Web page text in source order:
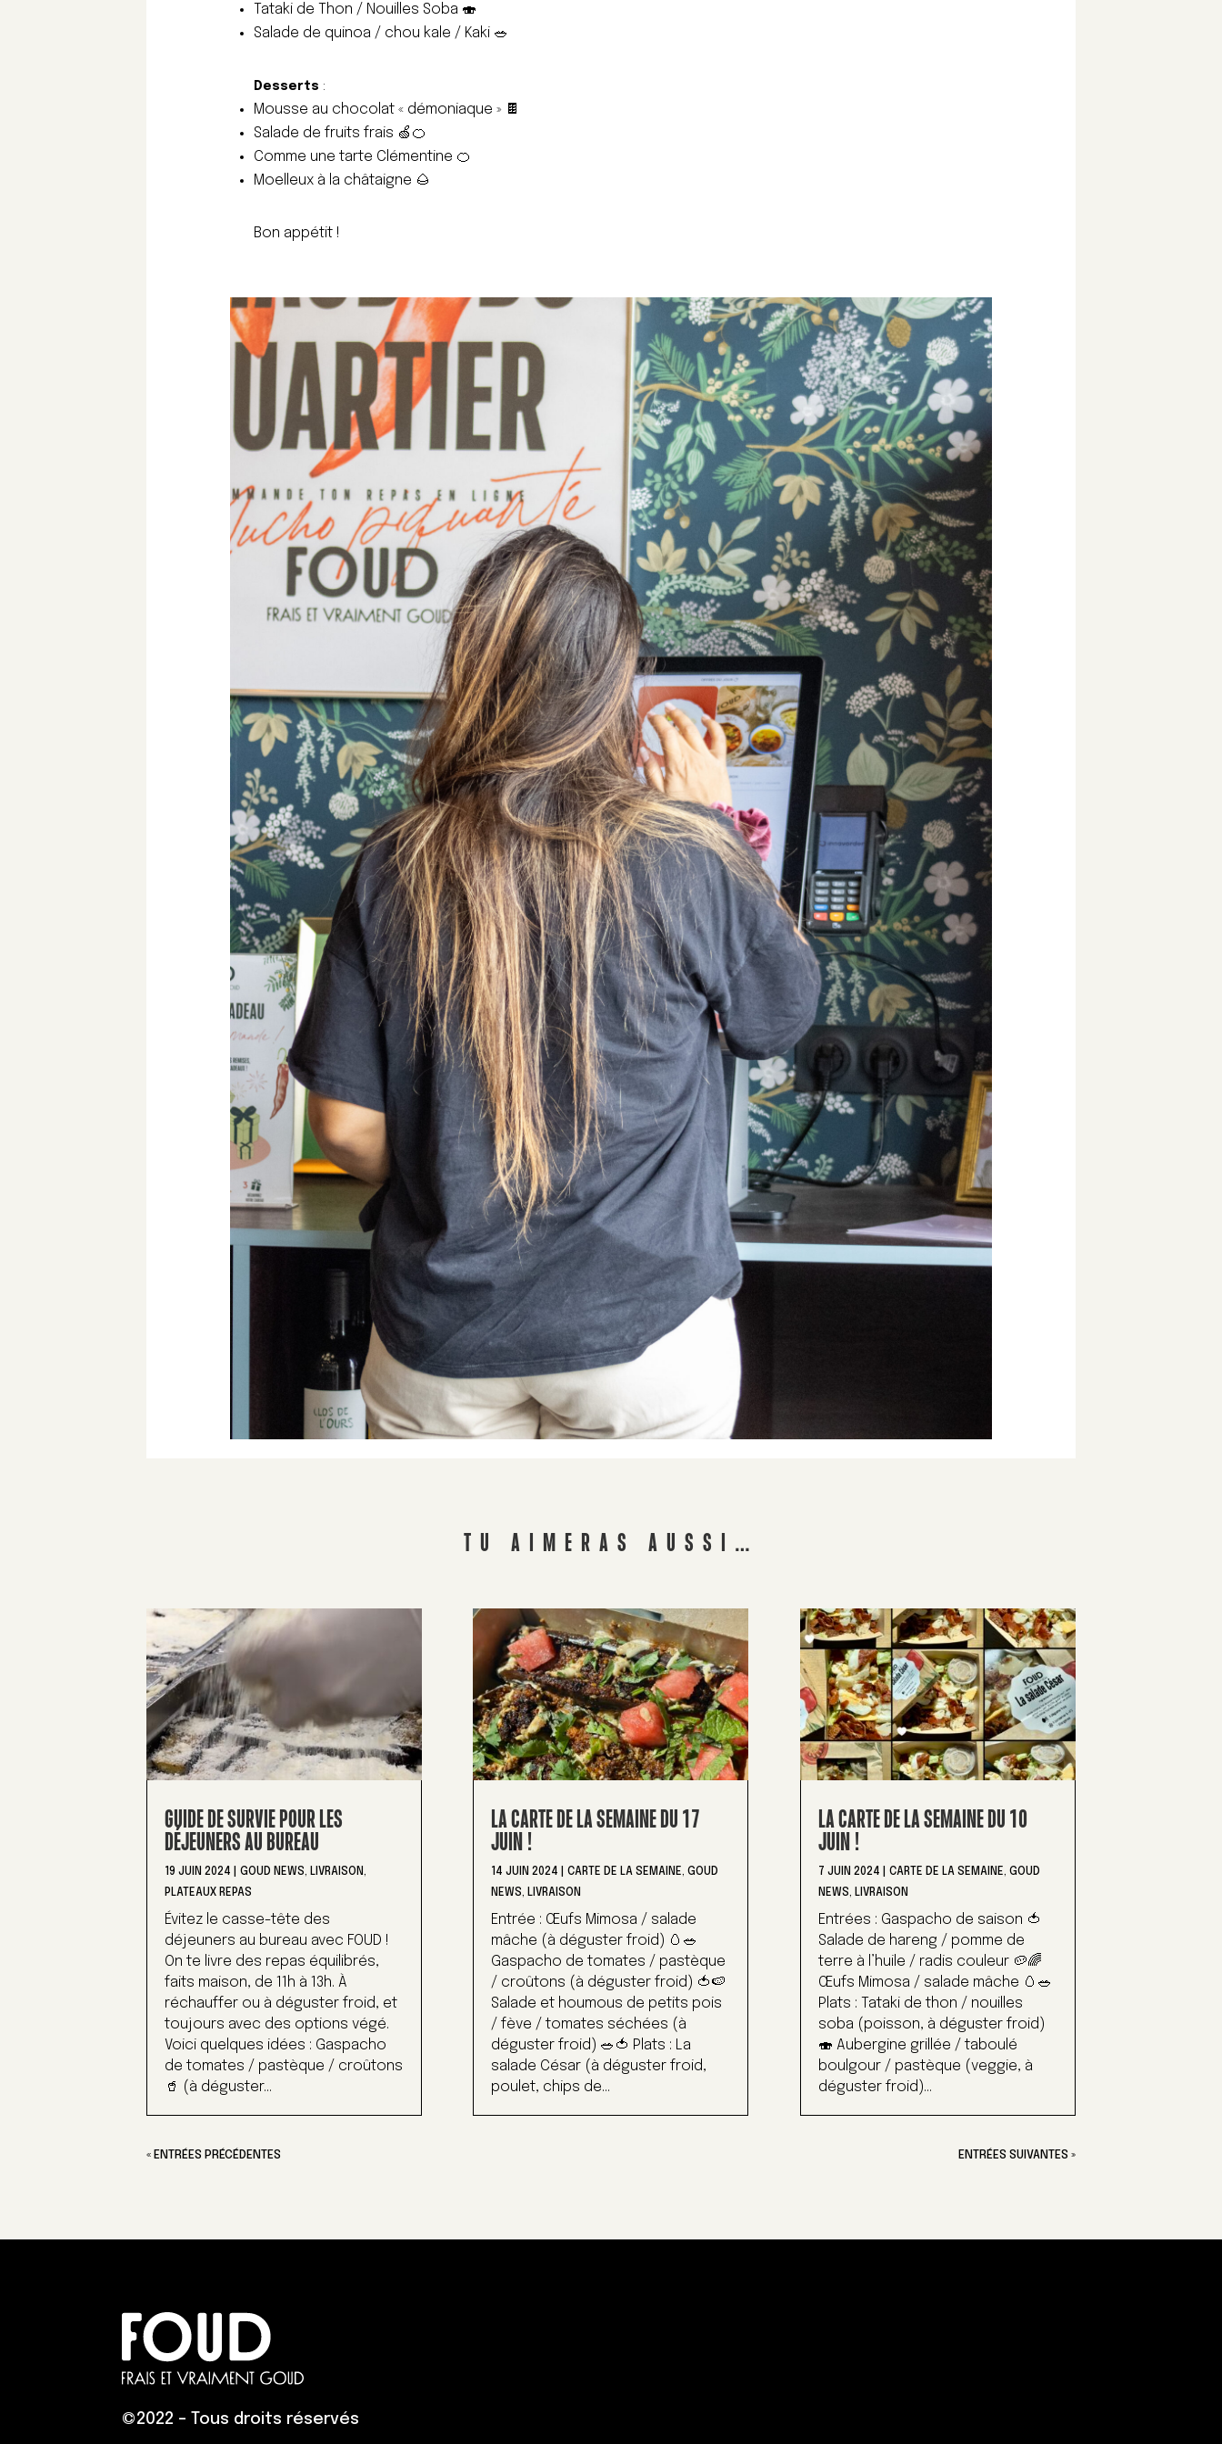
Tataki de Thon / Nouilles Soba 🍣
Salade de quinoa / chou kale / Kaki 🥗
Desserts :
Mousse au chocolat « démoniaque » 🍫
Salade de fruits frais 🍏🍊
Comme une tarte Clémentine 🍊
Moelleux à la châtaigne 🌰
Bon appétit !
TU AIMERAS AUSSI…
GUIDE DE SURVIE POUR LES
DÉJEUNERS AU BUREAU
19 JUIN 2024 |GOUD NEWS, LIVRAISON,
PLATEAUX REPAS
Évitez le casse-tête des
déjeuners au bureau avec FOUD !
On te livre des repas équilibrés,
faits maison, de 11h à 13h. À
réchauffer ou à déguster froid, et
toujours avec des options végé.
Voici quelques idées : Gaspacho
de tomates / pastèque / croûtons
🥤 (à déguster...
LA CARTE DE LA SEMAINE DU 17
JUIN !
14 JUIN 2024 |CARTE DE LA SEMAINE,GOUD
NEWS, LIVRAISON
Entrée : Œufs Mimosa / salade
mâche (à déguster froid) 🥚🥗
Gaspacho de tomates / pastèque
/ croûtons (à déguster froid) 🍅🍉
Salade et houmous de petits pois
/ fève / tomates séchées (à
déguster froid) 🥗🍅 Plats : La
salade César (à déguster froid,
poulet, chips de...
LA CARTE DE LA SEMAINE DU 10
JUIN !
7 JUIN 2024 CARTE DE LA SEMAINE, GOUD
NEWS, LIVRAISON
Entrées : Gaspacho de saison 🍅
Salade de hareng / pomme de
terre à l’huile / radis couleur 🥔🌈
Œufs Mimosa / salade mâche 🥚🥗
Plats : Tataki de thon / nouilles
soba (poisson, à déguster froid)
🍣 Aubergine grillée / taboulé
boulgour / pastèque (veggie, à
déguster froid)...
« ENTRÉES PRÉCÉDENTES ENTRÉES SUIVANTES »
©2022 – Tous droits réservés